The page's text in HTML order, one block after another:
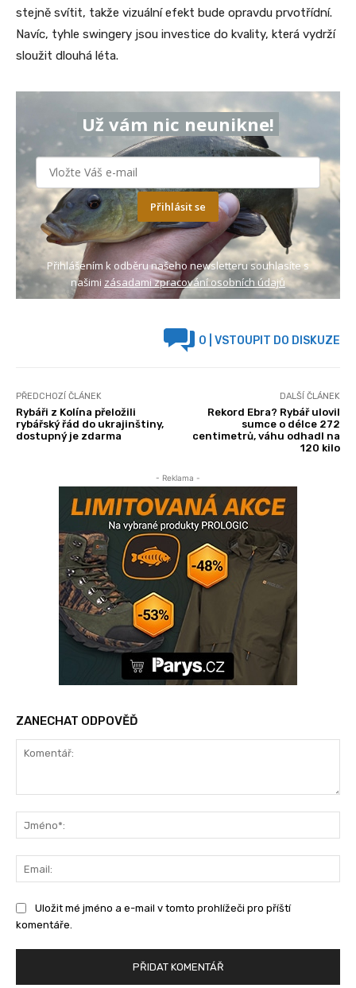
stejně svítit, takže vizuální efekt bude opravdu prvotřídní.
Navíc, tyhle swingery jsou investice do kvality, která vydrží
sloužit dlouhá léta.
Už vám nic neunikne!
Přihlásit se
Přihlášením k odběru našeho newsletteru souhlasíte s
našimi zásadami zpracování osobních údajů
0 | VSTOUPIT DO DISKUZE
PŘEDCHOZÍ ČLÁNEK
Rybáři z Kolína přeložili
rybářský řád do ukrajinštiny,
dostupný je zdarma
DALŠÍ ČLÁNEK
Rekord Ebra? Rybář ulovil
sumce o délce 272
centimetrů, váhu odhadl na
120 kilo
- Reklama -
ZANECHAT ODPOVĚĎ
Uložit mé jméno a e-mail v tomto prohlížeči pro příští
komentáře.